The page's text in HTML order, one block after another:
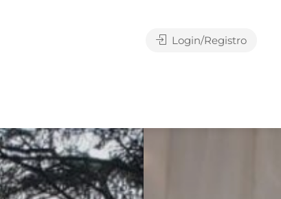
Login/Registro